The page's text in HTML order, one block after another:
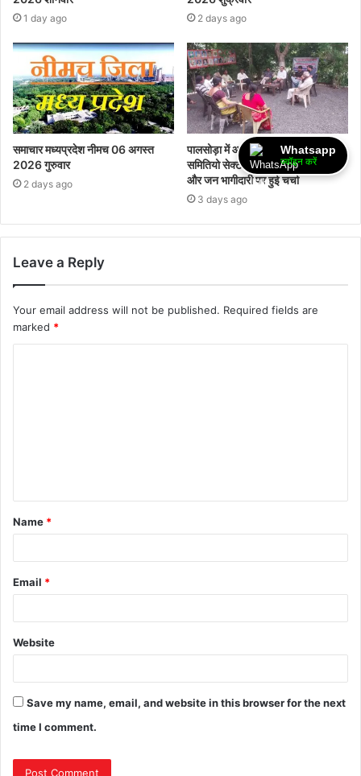
1 day ago 2 days ago
समाचार मध्यप्रदेश नीमच 06 अगस्त
2026 गुरुवार
2 days ago
पालसोड़ा में आयोजित हुई प्रस्फुटन
समितियो सेक्टर बैठक,आगामी अभियान
और जन भागीदारी पर हुई चर्चा
3 days ago
Leave a Reply
Your email address will not be published. Required fields are
marked *
Name *
Email *
Website
Save my name, email, and website in this browser for the next
time I comment.
Whatsapp
ज्वॉइन करें